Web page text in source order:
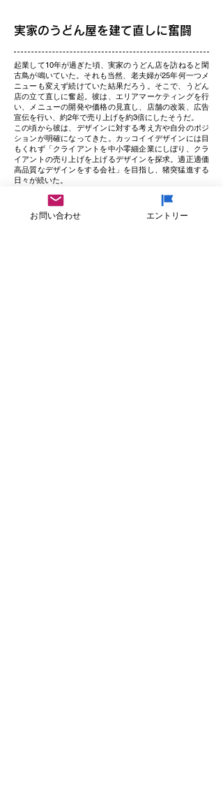
実家のうどん屋を建て直しに奮闘
起業して10年が過ぎた頃、実家のうどん店を訪ねると閑
古鳥が鳴いていた。それも当然、老夫婦が25年何一つメ
ニューも変えず続けていた結果だろう。そこで、うどん
店の立て直しに奮起。彼は、エリアマーケティングを行
い、メニューの開発や価格の見直し、店舗の改装、広告
宣伝を行い、約2年で売り上げを約3倍にしたそうだ。
この頃から彼は、デザインに対する考え方や自分のポジ
ションが明確になってきた。カッコイイデザインには目
もくれず「クライアントを中小零細企業にしぼり、クラ
イアントの売り上げを上げるデザインを探求。適正適価
高品質なデザインをする会社」を目指し、猪突猛進する
日々が続いた。
海外展開始動！
お問い合わせ エントリー